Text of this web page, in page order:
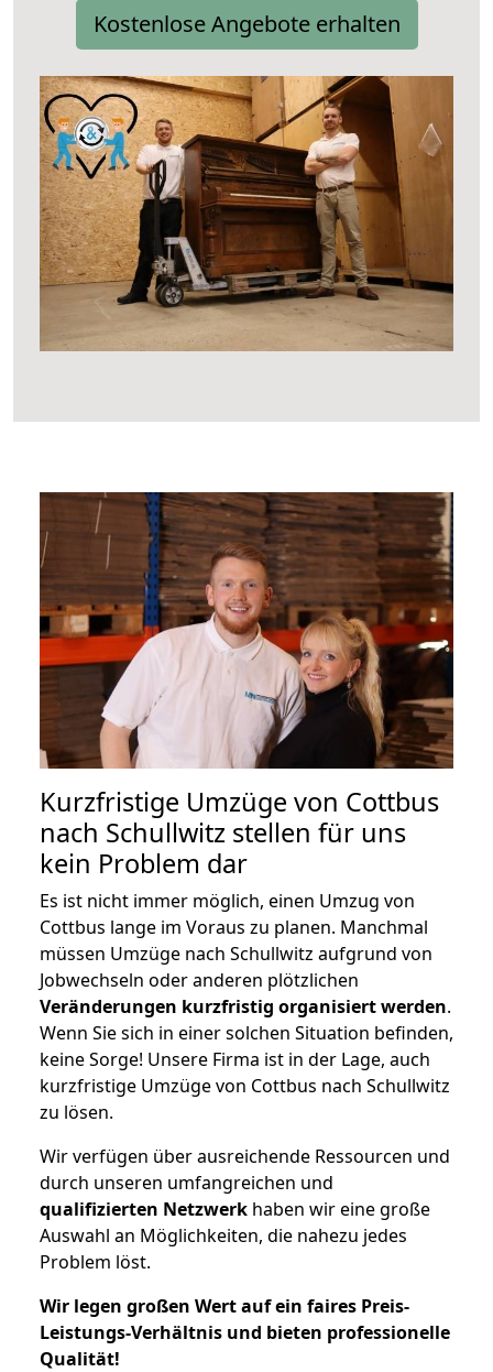
Kostenlose Angebote erhalten
Kurzfristige Umzüge von Cottbus
nach Schullwitz stellen für uns
kein Problem dar
Es ist nicht immer möglich, einen Umzug von
Cottbus lange im Voraus zu planen. Manchmal
müssen Umzüge nach Schullwitz aufgrund von
Jobwechseln oder anderen plötzlichen
Veränderungen kurzfristig organisiert werden.
Wenn Sie sich in einer solchen Situation befinden,
keine Sorge! Unsere Firma ist in der Lage, auch
kurzfristige Umzüge von Cottbus nach Schullwitz
zu lösen.
Wir verfügen über ausreichende Ressourcen und
durch unseren umfangreichen und
qualifizierten Netzwerk haben wir eine große
Auswahl an Möglichkeiten, die nahezu jedes
Problem löst.
Wir legen großen Wert auf ein faires Preis-
Leistungs-Verhältnis und bieten professionelle
Qualität!